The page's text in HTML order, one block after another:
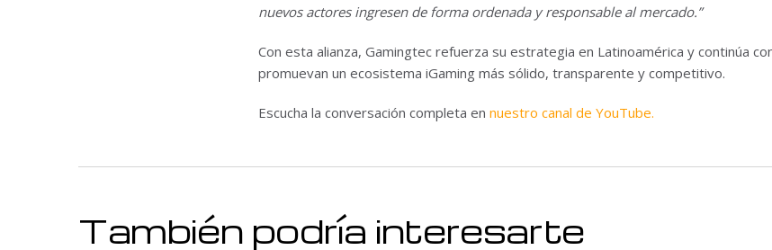
nuevos actores ingresen de forma ordenada y responsable al mercado.”
Con esta alianza, Gamingtec refuerza su estrategia en Latinoamérica y continúa
promuevan un ecosistema iGaming más sólido, transparente y competitivo.
Escucha la conversación completa en nuestro canal de YouTube.
También podría interesarte